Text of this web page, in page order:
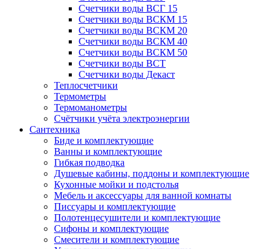
Счетчики воды ВСГ 15
Счетчики воды ВСКМ 15
Счетчики воды ВСКМ 20
Счетчики воды ВСКМ 40
Счетчики воды ВСКМ 50
Счетчики воды ВСТ
Счетчики воды Декаст
Теплосчетчики
Термометры
Термоманометры
Счётчики учёта электроэнергии
Сантехника
Биде и комплектующие
Ванны и комплектующие
Гибкая подводка
Душевые кабины, поддоны и комплектующие
Кухонные мойки и подстолья
Мебель и аксессуары для ванной комнаты
Писсуары и комплектующие
Полотенцесушители и комплектующие
Сифоны и комплектующие
Смесители и комплектующие